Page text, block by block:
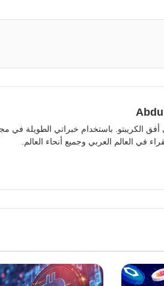
الكريبتو. باستخدام خبراتي الطويلة في
في العالم العربي وجميع أنحاء العالم.